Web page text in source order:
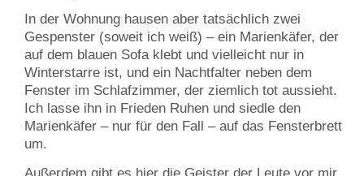
In der Wohnung hausen aber tatsächlich zwei
Gespenster (soweit ich weiß) – ein Marienkäfer, der
auf dem blauen Sofa klebt und vielleicht nur in
Winterstarre ist, und ein Nachtfalter neben dem
Fenster im Schlafzimmer, der ziemlich tot aussieht.
Ich lasse ihn in Frieden Ruhen und siedle den
Marienkäfer – nur für den Fall – auf das Fensterbrett
um.
Außerdem gibt es hier die Geister der Leute vor mir